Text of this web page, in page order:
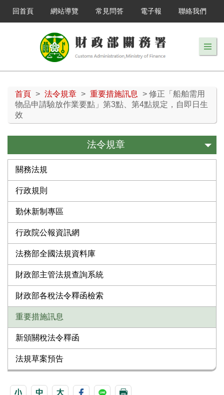
回首頁 網站導覽 常見問答 電子報 聯絡我們
首頁 > 法令規章 > 重要措施訊息
> 修正「船舶需用
物品申請驗放作業要點」第3點、第4點規定，自即日生
效
法令規章
關務法規
行政規則
勤休新制專區
行政院公報資訊網
法務部全國法規資料庫
財政部主管法規查詢系統
財政部各稅法令釋函檢索
重要措施訊息
新頒關稅法令釋函
法規草案預告